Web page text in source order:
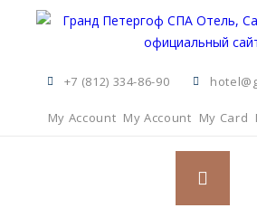
+7 (812) 334-86-90
My Account My Account My Card